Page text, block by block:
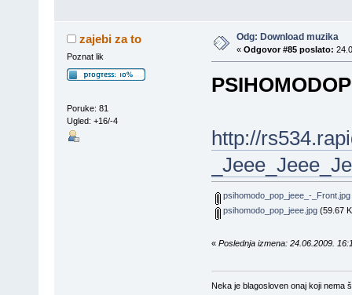
zajebi za to
Poznat lik
Poruke: 81
Ugled: +16/-4
Odg: Download muzika
« Odgovor #85 poslato:
http://
psihomodo_pop_jeee_-_Front.jpg
psihomodo_pop_jeee.jpg(59.67
« Poslednja izmena: 24.06.2009.
Neka je blagosloven onaj koji nema